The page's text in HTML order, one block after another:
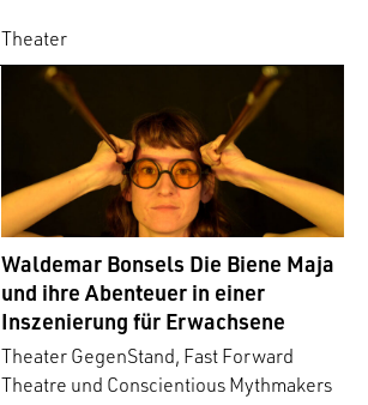
Theater
Waldemar Bonsels Die Biene Maja
und ihre Abenteuer in einer
Inszenierung für Erwachsene
Theater GegenStand, Fast Forward
Theatre und Conscientious Mythmakers